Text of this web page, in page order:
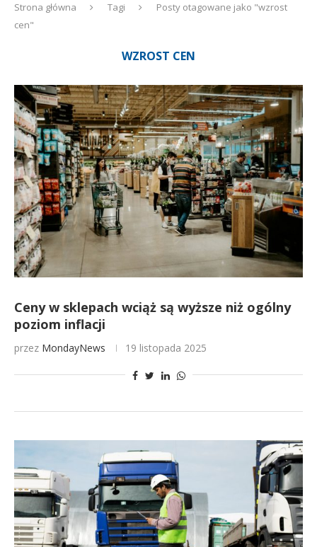
Strona główna Tagi
Posty otagowane jako "wzrost
cen"
WZROST CEN
Ceny w sklepach wciąż są wyższe niż ogólny
poziom inflacji
przez MondayNews 19 listopada 2025